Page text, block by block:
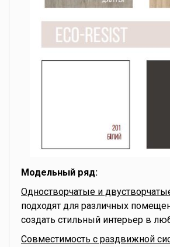
Модельный ряд:
Одностворчатые и
подходят для различных
создать стильный интерьер в
Совместимость с раздвижной